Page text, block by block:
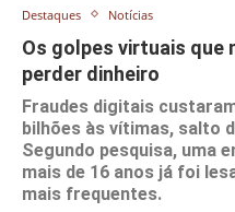
Destaques Notícias
Os golpes virtuais que
perder dinheiro
Fraudes digitais
bilhões às vítimas, salto
Segundo pesquisa, uma
mais de 16 anos já foi
mais frequentes.